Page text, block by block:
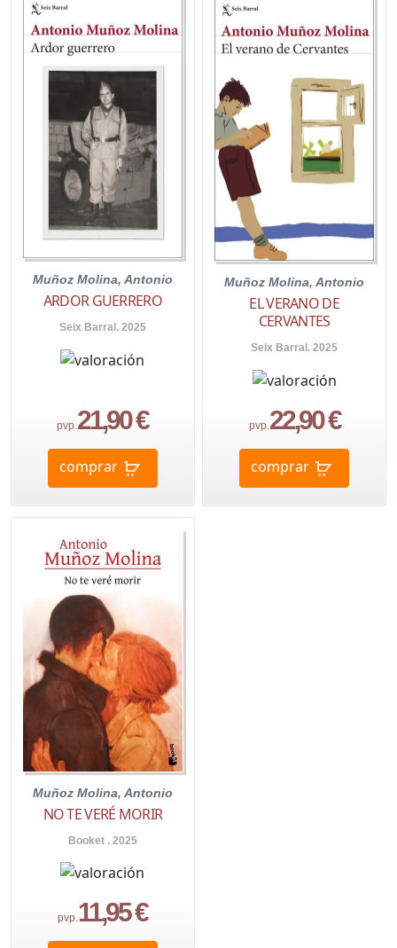
Muñoz Molina, Antonio
ARDOR GUERRERO
Seix Barral. 2025
pvp. 21,90 €
comprar
Muñoz Molina, Antonio
EL VERANO DE
CERVANTES
Seix Barral. 2025
pvp. 22,90 €
comprar
Muñoz Molina, Antonio
NO TE VERÉ MORIR
Booket . 2025
pvp.11,95 €